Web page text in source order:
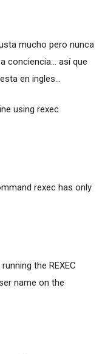
mucho pero nunca
conciencia... así que
en ingles...
using rexec
rexec has only
the REXEC
name on the